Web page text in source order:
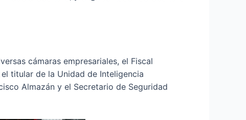
cámaras empresariales, el Fiscal
titular de la Unidad de Inteligencia
Almazán y el Secretario de Seguridad